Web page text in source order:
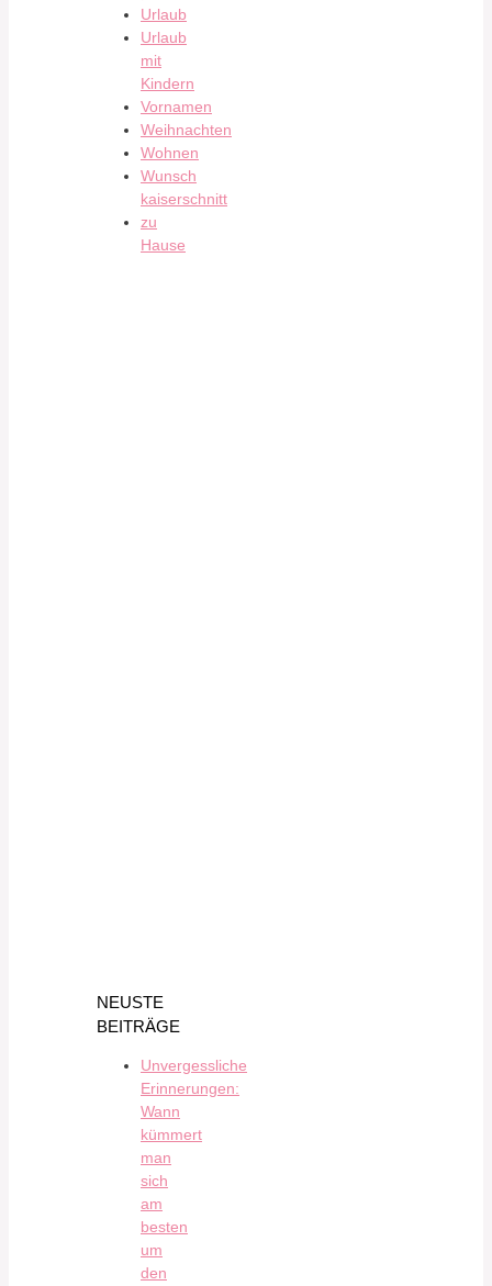
Urlaub
Urlaub
mit
Kindern
Vornamen
Weihnachten
Wohnen
Wunsch
kaiserschnitt
zu
Hause
NEUSTE
BEITRÄGE
Unvergessliche
Erinnerungen:
Wann
kümmert
man
sich
am
besten
um
den